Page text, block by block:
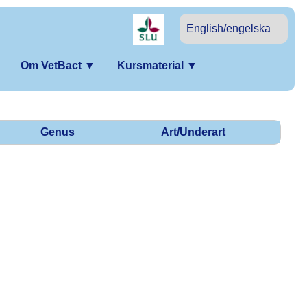
English/engelska
Om VetBact ▼ Kursmaterial ▼
Genus Art/Underart